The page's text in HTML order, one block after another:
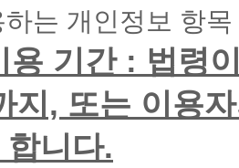
는 개인정보 항
용 기간 : 법령
지, 또는 이용
니다.